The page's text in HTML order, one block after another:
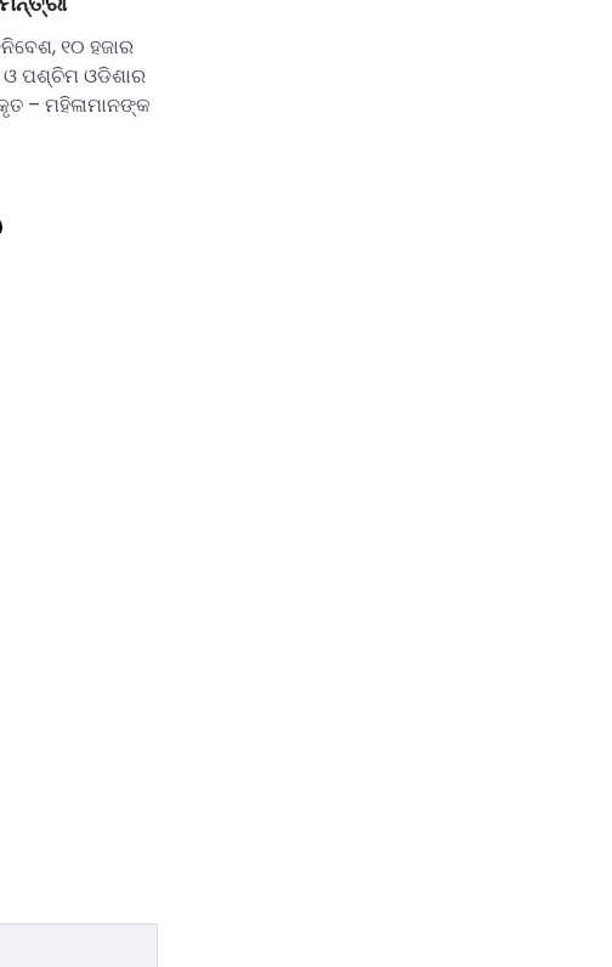
୧୦ ହଜାର
ପଶ୍ଚିମ ଓଡିଶାର
– ମହିଳାମାନଙ୍କ